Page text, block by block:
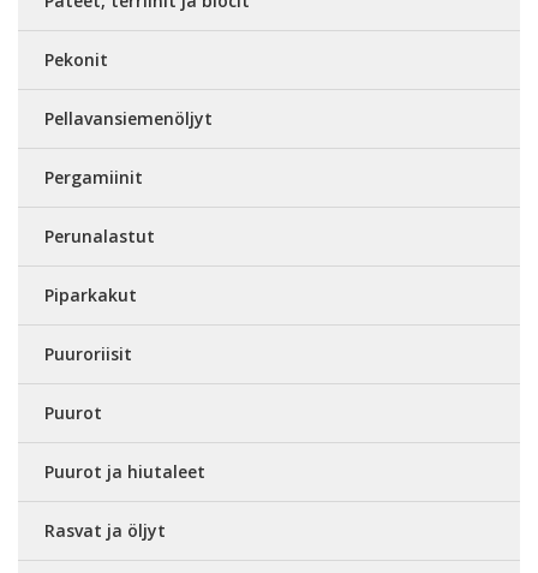
Pekonit
Pellavansiemenöljyt
Pergamiinit
Perunalastut
Piparkakut
Puuroriisit
Puurot
Puurot ja hiutaleet
Rasvat ja öljyt